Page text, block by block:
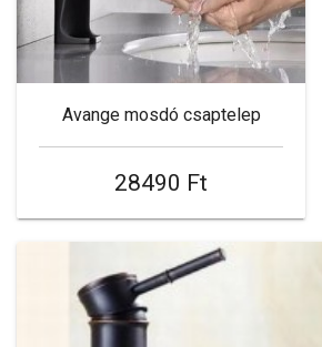
Avange mosdó csaptelep
28490 Ft